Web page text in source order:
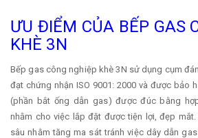
ƯU ĐIỂM CỦA BẾP GAS
KHÈ 3N
Bếp gas công nghiệp khè 3N sử dụng cụm
đạt chứng nhận ISO 9001: 2000 và được bảo
(phần bắt ống dẫn gas) được đúc bằng
nhằm cho việc lắp đặt được tiện lợi, đẹp
sâu nhằm tăng ma sát tránh việc dây dẫn